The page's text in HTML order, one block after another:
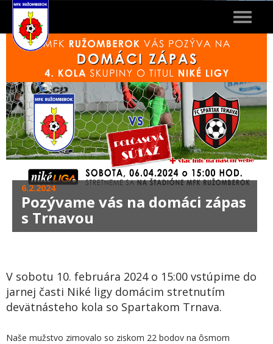
Toggle
6.2.2024
Pozývame vás na domáci zápas
s Trnavou
V sobotu 10. februára 2024 o 15:00 vstúpime do
jarnej časti Niké ligy domácim stretnutím
devätnásteho kola so Spartakom Trnava.
Naše mužstvo zimovalo so ziskom 22 bodov na ôsmom